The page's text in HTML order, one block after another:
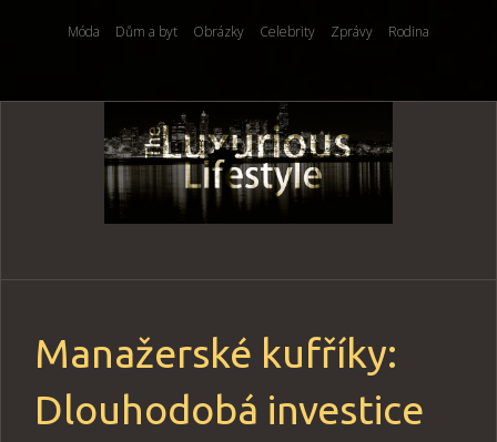
Móda Dům a byt Obrázky Celebrity Zprávy Rodina
Skip
Manažerské kufříky:
Dlouhodobá investice